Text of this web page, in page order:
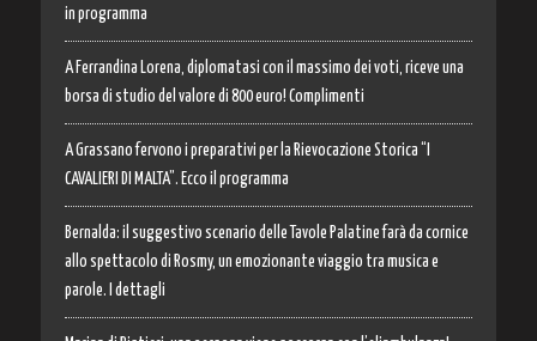
in programma
A Ferrandina Lorena, diplomatasi con il massimo dei voti, riceve una
borsa di studio del valore di 800 euro! Complimenti
A Grassano fervono i preparativi per la Rievocazione Storica “I
CAVALIERI DI MALTA”. Ecco il programma
Bernalda: il suggestivo scenario delle Tavole Palatine farà da cornice
allo spettacolo di Rosmy, un emozionante viaggio tra musica e
parole. I dettagli